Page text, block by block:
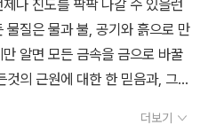
10여 년만에 다시 손에 들게 되
학>(동문선, 2003)과 <몽상의
정신분석>(이학사, 2007) 등
이 남는다.5. 다시 나와주길, 국내
다면?당연히 없을 줄 알았더니
방에서 예전 김현 번역으로 출
뒀다. 새 번역으로 또 읽고 싶은
객모독>은 학교 다닐 적 너무 좋
나 진도를 팍팍 나갈 수 있을런
은 물과 불, 공기와 흙으로 만
알면 모든 금속을 금으로 바꿀
것의 근원에 대한 한 믿음과, 그
더보기